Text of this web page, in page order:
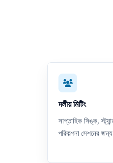
দলীয় মিটিং
সাপ্তাহিক সিঙ্ক,
পরিকল্পনা সেশনের